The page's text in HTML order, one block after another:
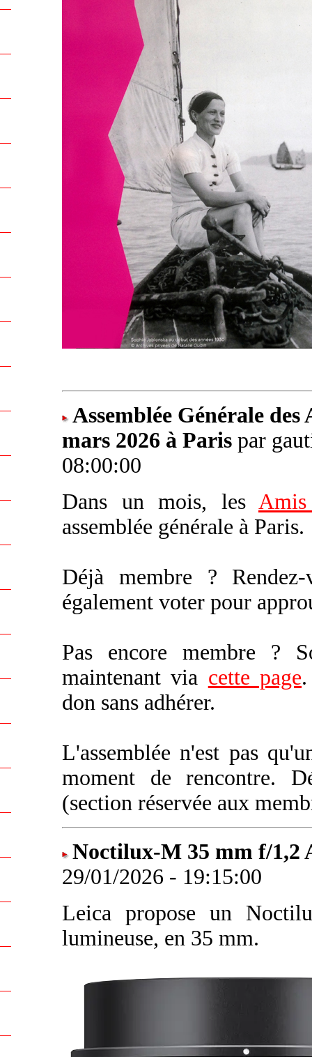
Assemblée Générale
mars 2026 à Paris par
08:00:00
Dans un mois, les
assemblée générale à Paris.
Déjà membre ?
également voter pour
Pas encore membre ?
maintenant via cette page
don sans adhérer.
L'assemblée n'est pas
moment de rencontre.
(section réservée aux
Noctilux-M 35 mm f/1,2
29/01/2026 - 19:15:00
Leica propose un
lumineuse, en 35 mm.